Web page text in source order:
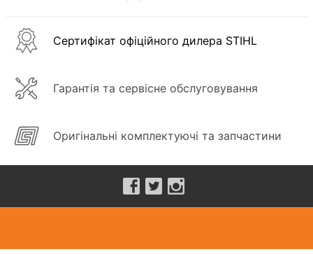
Сертифікат офіційного дилера STIHL
Гарантія та сервісне обслуговування
Оригінальні комплектуючі та запчастини